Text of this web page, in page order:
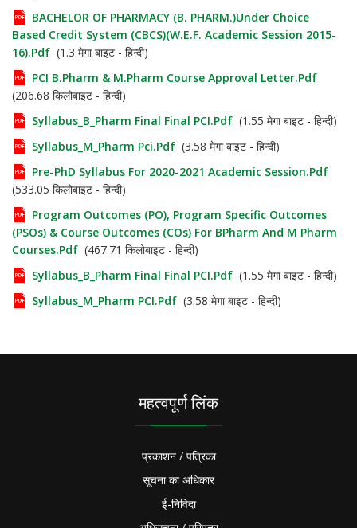
BACHELOR OF PHARMACY (B. PHARM.)Under Choice
Based Credit System (CBCS)(w.e.f. Academic Session 2015-
16).pdf (1.3 मेगा बाइट - हिन्दी)
PCI B.Pharm & M.Pharm Course Approval Letter.pdf
(206.68 किलोबाइट - हिन्दी)
Syllabus_B_Pharm Final Final PCI.pdf (1.55 मेगा बाइट - हिन्दी)
Syllabus_M_Pharm Pci.pdf (3.58 मेगा बाइट - हिन्दी)
Pre-PhD Syllabus For 2020-2021 Academic Session.pdf
(533.05 किलोबाइट - हिन्दी)
Program Outcomes (PO), Program Specific Outcomes
(PSOs) & Course Outcomes (COs) For BPharm And M Pharm
Courses.pdf (467.71 किलोबाइट - हिन्दी)
Syllabus_B_Pharm Final Final PCI.pdf (1.55 मेगा बाइट - हिन्दी)
Syllabus_M_Pharm PCI.pdf (3.58 मेगा बाइट - हिन्दी)
महत्वपूर्ण लिंक
प्रकाशन / पत्रिका
सूचना का अधिकार
ई-निविदा